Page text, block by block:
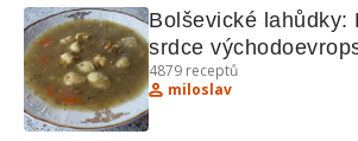
Bolševické lahůdky:
srdce
4879 receptů
miloslav